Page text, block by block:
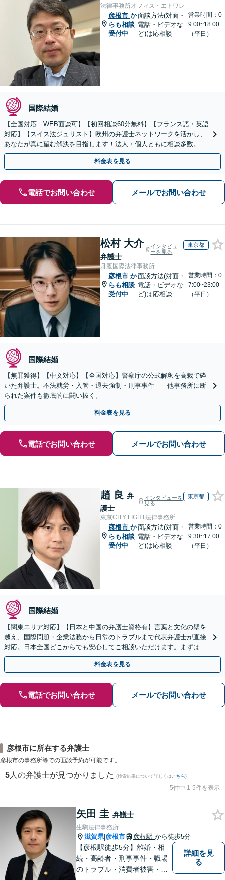
法律事務所オフィス・エトワレ
彦根市 か
らも相談
受付中
面談方法(対面・
電話・ビデオな
ど)は応相談
営業時間：0
9:00~18:00
（平日）
国際結婚
【全国対応｜WEB面談可】【初回相談60分無料】【フランス語・英語
対応】【スイス法ジュリスト】欧州の弁護士ネットワークを活かし、
あなたが真に望む解決を目指します！法人・個人ともに相談多数。細
やかな連絡と粘り強い交渉を徹底【休日・夜間相談可】
料金表を見る
電話でお問い合わせ メールでお問い合わせ
松村 大介
弁護士
インタビュ
ーを見る
東京都
舟渡国際法律事務所
彦根市 か
らも相談
受付中
面談方法(対面・
電話・ビデオな
ど)は応相談
営業時間：0
7:00~23:00
（平日）
国際結婚
【無罪獲得】【中文対応】【全国対応】警察庁の公式解釈を高裁で砕
いた弁護士。不法就労・入管・退去強制・刑事事件——他事務所に断
られた案件も徹底的に闘い抜く。
料金表を見る
電話でお問い合わせ メールでお問い合わせ
趙 良 弁
護士
インタビューを
見る
東京都
東京CITY LIGHT法律事務所
彦根市 か
らも相談
受付中
面談方法(対面・
電話・ビデオな
ど)は応相談
営業時間：0
9:30~17:00
（平日）
国際結婚
【関東エリア対応】【日本と中国の弁護士資格有】言葉と文化の壁を
越え、国際問題・企業法務から日常のトラブルまで代表弁護士が直接
対応。日本全国どこからでも安心してご相談いただけます。まずは一
歩を踏み出してみませんか。【初回相談無料】
料金表を見る
電話でお問い合わせ メールでお問い合わせ
彦根市に所在する弁護士
彦根市の事務所等での面談予約が可能です。
5 人の弁護士が見つかりました (検索結果について詳しくは こちら)
5件中 1-5件を表示
矢田 圭 弁護士
生駒法律事務所
滋賀県|彦根市 彦根駅 から徒歩5分
【彦根駅徒歩5分】離婚・相
続・高齢者・刑事事件・職場
のトラブル・消費者被害・法
詳細を見
る